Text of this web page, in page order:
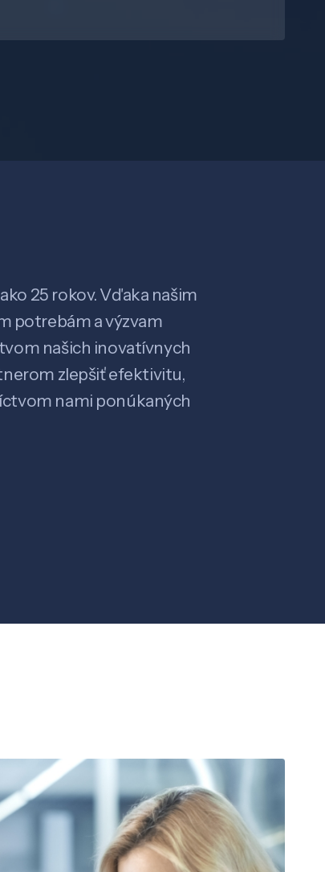
25 rokov. Vďaka našim
potrebám a výzvam
našich inovatívnych
zlepšiť efektivitu,
nami ponúkaných